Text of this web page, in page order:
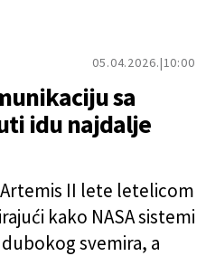
05.04.2026. 10:00
sa
idu najdalje
II lete letelicom
kako NASA sistemi
svemira, a